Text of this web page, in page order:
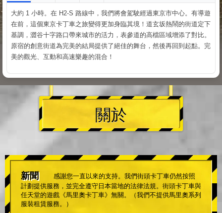
大約 1 小時。在 H2-S 路線中，我們將會駕駛經過東京市中心。有導遊
在前，這個東京卡丁車之旅變得更加身臨其境！道玄坂熱鬧的街道定下
基調，澀谷十字路口帶來城市的活力，表參道的高檔區域增添了對比。
原宿的創意街道為完美的結局提供了絕佳的舞台，然後再回到起點。完
美的觀光、互動和高速樂趣的混合！
關於
新聞
感謝您一直以來的支持。我們街頭卡丁車仍然按照
計劃提供服務，並完全遵守日本當地的法律法規。街頭卡丁車與
任天堂的遊戲《馬里奧卡丁車》無關。（我們不提供馬里奧系列
服裝租賃服務。）